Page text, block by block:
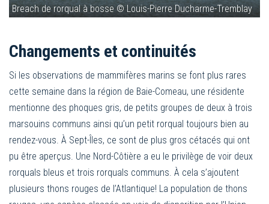
Breach de rorqual à bosse © Louis-Pierre Ducharme-Tremblay
Changements et continuités
Si les observations de mammifères marins se font plus rares
cette semaine dans la région de Baie-Comeau, une résidente
mentionne des phoques gris, de petits groupes de deux à trois
marsouins communs ainsi qu’un petit rorqual toujours bien au
rendez-vous. À Sept-Îles, ce sont de plus gros cétacés qui ont
pu être aperçus. Une Nord-Côtière a eu le privilège de voir deux
rorquals bleus et trois rorquals communs. À cela s’ajoutent
plusieurs thons rouges de l’Atlantique! La population de thons